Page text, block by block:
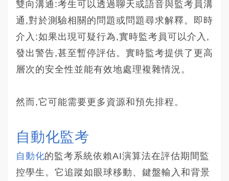
雙向溝通:考生可以透過聊天或語音與監考員溝
通,對於測驗相關的問題或問題尋求解釋。即時
介入:如果出現可疑行為,實時監考員可以介入,
發出警告,甚至暫停評估。實時監考提供了更高
層次的安全性並能有效地處理複雜情況。
然而,它可能需要更多資源和預先排程。
自動化監考
自動化的監考系統依賴AI演算法在評估期間監
控學生。它追蹤如眼球移動、鍵盤輸入和背景